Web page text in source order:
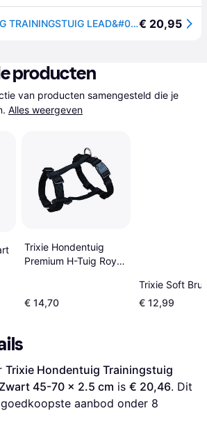
TRIXIE HONDENTUIG TRAININGSTUIG LEAD&#039;N&#039;WALK SOFT ZWART 45-70X2,5 CM€ 20,95
producten
van producten samengesteld die je
Alles weergeven
Trixie Hondentuig
Premium H-Tuig Royal
€ 14,70
Trixie Soft Brus
€ 12,99
Trixie Hondentuig Trainingstuig
45-70 x 2.5 cm is € 20,46. Dit
aanbod onder 8